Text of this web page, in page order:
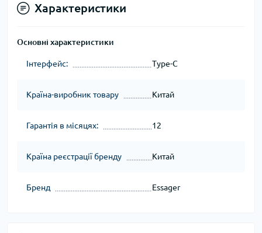
Характеристики
Основні характеристики
Інтерфейс: Type-C
Країна-виробник товару Китай
Гарантія в місяцях: 12
Країна реєстрації бренду Китай
Бренд Essager